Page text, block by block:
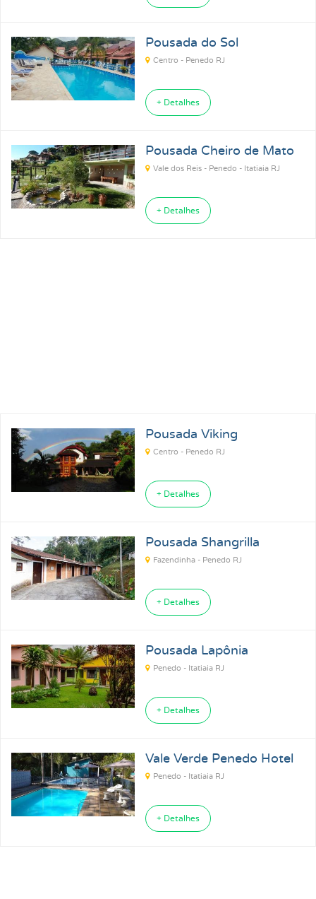
Pousada do Sol
Centro - Penedo RJ
+ Detalhes
Pousada Cheiro de Mato
Vale dos Reis - Penedo - Itatiaia RJ
+ Detalhes
Pousada Viking
Centro - Penedo RJ
+ Detalhes
Pousada Shangrilla
Fazendinha - Penedo RJ
+ Detalhes
Pousada Lapônia
Penedo - Itatiaia RJ
+ Detalhes
Vale Verde Penedo Hotel
Penedo - Itatiaia RJ
+ Detalhes